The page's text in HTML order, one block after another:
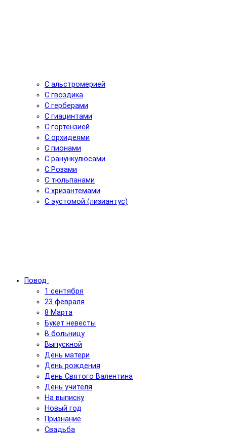
С альстромерией
С гвоздика
С герберами
С гиацинтами
С гортензией
С орхидеями
С пионами
С ранункулюсами
С Розами
С тюльпанами
С хризантемами
С эустомой (лизиантус)
Повод
1 сентября
23 февраля
8 Марта
Букет невесты
В больницу
Выпускной
День матери
День рождения
День Святого Валентина
День учителя
На выписку
Новый год
Признание
Свадьба